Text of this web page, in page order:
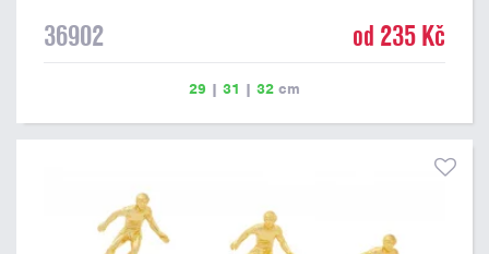
36902 od 235 Kč
29 | 31 | 32 cm